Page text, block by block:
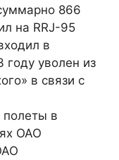
866
на RRJ-95
в
году уволен из
в связи с
полеты в
ОАО